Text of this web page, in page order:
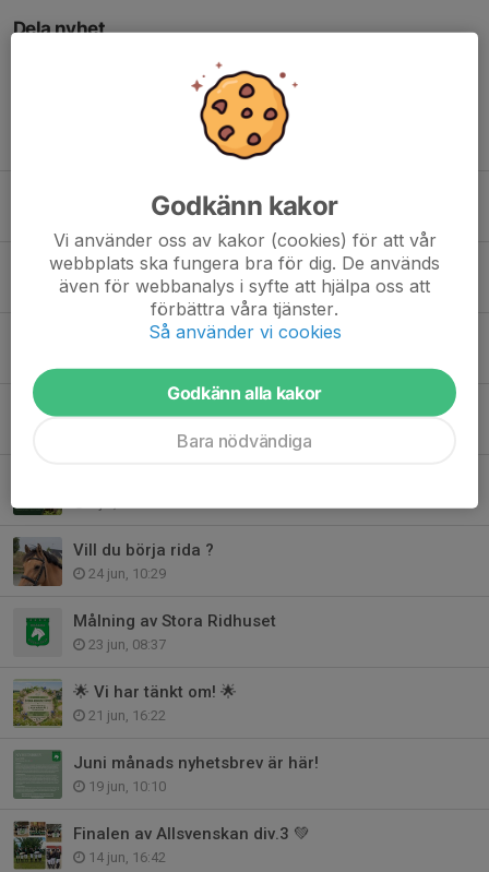
Dela nyhet
Vi startar ny grupp med Pararidning!
4 aug, 09:30
Välkomna på vår Sensommardressyr 💚
30 jul, 23:01
Hemma igen !
Vill du börja rida ?
24 jun, 10:29
Målning av Stora Ridhuset
23 jun, 08:37
🌟 Vi har tänkt om! 🌟
21 jun, 16:22
Juni månads nyhetsbrev är här!
19 jun, 10:10
Finalen av Allsvenskan div.3 💚
14 jun, 16:42
Godkänn kakor
Vi använder oss av kakor (cookies) för att vår
webbplats ska fungera bra för dig. De används
även för webbanalys i syfte att hjälpa oss att
förbättra våra tjänster.
Så använder vi cookies
Godkänn alla kakor
Bara nödvändiga